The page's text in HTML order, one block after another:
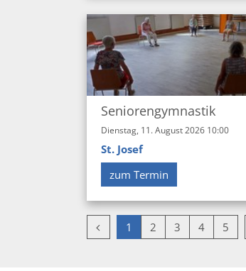
Seniorengymnastik
Dienstag, 11. August 2026 10:00
St. Josef
zum Termin
Vorherige Seite
1 2 3 4 5